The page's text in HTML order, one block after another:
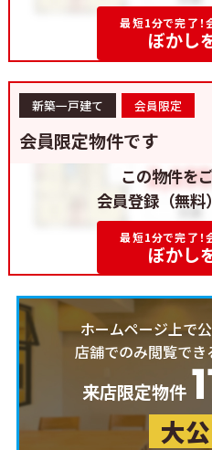
最短1分で完了
ぼかし
新築一戸建て 会員限定
会員限定物件です
この物件を
会員登録（無料
最短1分で完了
ぼかし
ホームページ上で
店舗でのみ閲覧で
来店限定物件
大公